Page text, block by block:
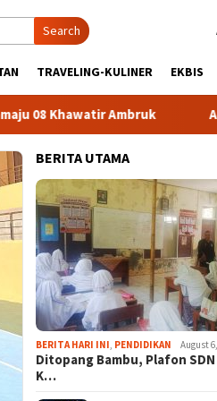
Search
TRAVELING-KULINER EKBIS
Khawatir Ambruk Adira
BERITA UTAMA
BERITA HARI INI PENDIDIKAN August
Ditopang Bambu, Plafon
K…